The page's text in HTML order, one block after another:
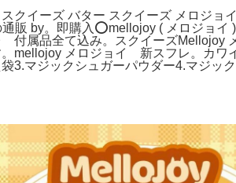
クイーズ バター スクイーズ メロジョ
通販 by。即購入⭕️mellojoy ( メロジョ
属品全て込み。スクイーズMellojoy
。mellojoy メロジョイ 新スフレ。カワ
3.マジックシュガーパウダー4.マジッ